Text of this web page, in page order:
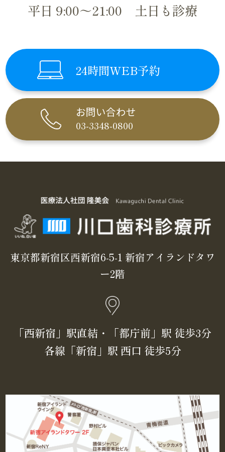
平日 9:00～21:00 土日も診療
24時間WEB予約
お問い合わせ
03-3348-0800
東京都新宿区西新宿6-5-1 新宿アイランドタワ
ー2階
「⻄新宿」駅直結・「都庁前」駅 徒歩3分
各線「新宿」駅 ⻄⼝ 徒歩5分